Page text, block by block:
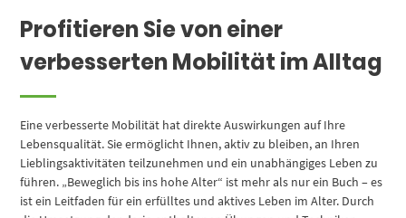
Profitieren Sie von einer
verbesserten Mobilität im Alltag
Eine verbesserte Mobilität hat direkte Auswirkungen auf Ihre
Lebensqualität. Sie ermöglicht Ihnen, aktiv zu bleiben, an Ihren
Lieblingsaktivitäten teilzunehmen und ein unabhängiges Leben zu
führen. „Beweglich bis ins hohe Alter“ ist mehr als nur ein Buch – es
ist ein Leitfaden für ein erfülltes und aktives Leben im Alter. Durch